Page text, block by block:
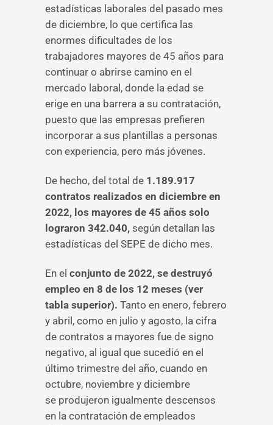
estadísticas laborales del pasado mes
de diciembre, lo que certifica las
enormes dificultades de los
trabajadores mayores de 45 años para
continuar o abrirse camino en el
mercado laboral, donde la edad se
erige en una barrera a su contratación,
puesto que las empresas prefieren
incorporar a sus plantillas a personas
con experiencia, pero más jóvenes.
De hecho, del total de 1.189.917
contratos realizados en diciembre en
2022, los mayores de 45 años solo
lograron 342.040, según detallan las
estadísticas del SEPE de dicho mes.
En el conjunto de 2022, se destruyó
empleo en 8 de los 12 meses (ver
tabla superior). Tanto en enero, febrero
y abril, como en julio y agosto, la cifra
de contratos a mayores fue de signo
negativo, al igual que sucedió en el
último trimestre del año, cuando en
octubre, noviembre y diciembre
se produjeron igualmente descensos
en la contratación de empleados